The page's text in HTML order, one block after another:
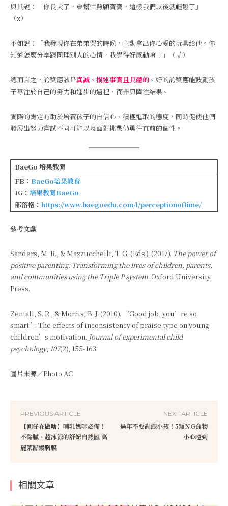
與其說：「你長大了，會幫忙照顧寶寶，這樣我們以後就輕鬆了」
（x）
不如說：「我發現你在弟弟哭的時候，主動拿出你心愛的玩具給他。你
知道怎麼分享跟同理別人的心情，我覺得好感動唷！」（√）
總而言之，誇獎應該是真誠、描述事實且具體的 。好的誇獎應能鼓勵孩
子專注於自己的努力和進步的過程，而非只關注結果。
實際的肯定有助於培養孩子的自信心、積極進取的態度，同時促使他們
發展出努力嘗試不同可能以及面對挑戰仍勇往直前的個性。
BaeGo 培果教育
FB： BaeGo培果教育
IG： 培果教育BaeGo
部落格： https://www.baegoedu.com/l/perceptionoftime/
參考文獻
Sanders, M. R., & Mazzucchelli, T. G. (Eds.). (2017). The power of
positive parenting: Transforming the lives of children, parents,
and communities using the Triple P system. Oxford University
Press.
Zentall, S. R., & Morris, B. J. (2010). “Good job, you’re so
smart”: The effects of inconsistency of praise type on young
children’s motivation. Journal of experimental child
psychology, 107(2), 155-163.
圖片來源／Photo AC
PREVIOUS ARTICLE
【圓仔在做啥】哺乳媽咪必備！
不黏膩、超冰涼的舒妃自然匯 高
麗菜舒緩胸膜
NEXT ARTICLE
過年不要亂餵小孩！5類NG食物
小心噎到
相關文章